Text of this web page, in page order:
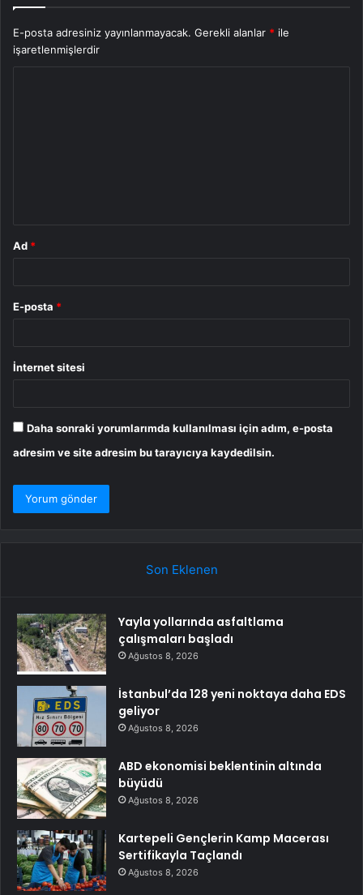
E-posta adresiniz yayınlanmayacak. Gerekli alanlar * ile
işaretlenmişlerdir
Ad *
E-posta *
İnternet sitesi
Daha sonraki yorumlarımda kullanılması için adım, e-posta
adresim ve site adresim bu tarayıcıya kaydedilsin.
Son Eklenen
Yayla yollarında asfaltlama
çalışmaları başladı
Ağustos 8, 2026
İstanbul’da 128 yeni noktaya daha EDS
geliyor
Ağustos 8, 2026
ABD ekonomisi beklentinin altında
büyüdü
Ağustos 8, 2026
Kartepeli Gençlerin Kamp Macerası
Sertifikayla Taçlandı
Ağustos 8, 2026